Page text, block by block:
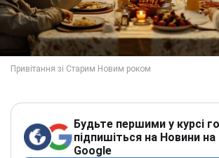
Будьте першими у курсі
підпишіться на Новини на
Google